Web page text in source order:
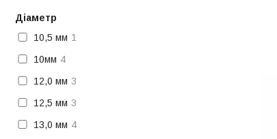
Діаметр
10,5 мм 1
10мм 4
12,0 мм 3
12,5 мм 3
13,0 мм 4